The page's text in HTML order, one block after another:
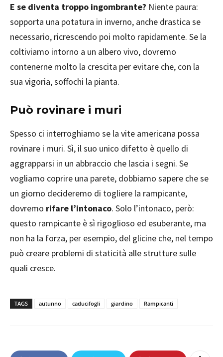
E se diventa troppo ingombrante? Niente paura:
sopporta una potatura in inverno, anche drastica se
necessario, ricrescendo poi molto rapidamente. Se la
coltiviamo intorno a un albero vivo, dovremo
contenerne molto la crescita per evitare che, con la
sua vigoria, soffochi la pianta.
Può rovinare i muri
Spesso ci interroghiamo se la vite americana possa
rovinare i muri. Sì, il suo unico difetto è quello di
aggrapparsi in un abbraccio che lascia i segni. Se
vogliamo coprire una parete, dobbiamo sapere che se
un giorno decideremo di togliere la rampicante,
dovremo rifare l’intonaco. Solo l’intonaco, però:
questo rampicante è sì rigoglioso ed esuberante, ma
non ha la forza, per esempio, del glicine che, nel tempo
può creare problemi di staticità alle strutture sulle
quali cresce.
TAGS autunno caducifogli giardino Rampicanti